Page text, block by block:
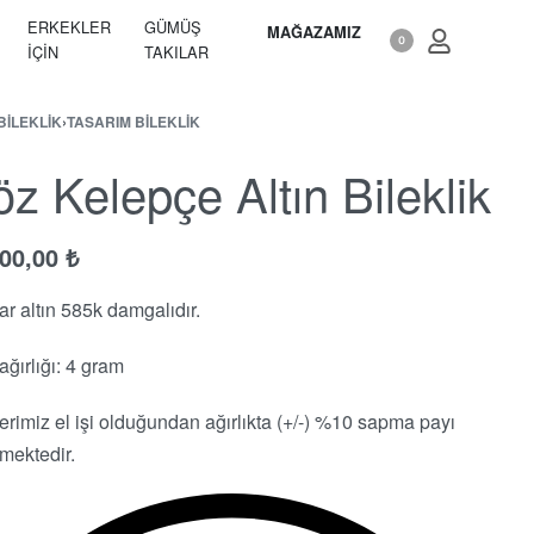
ERKEKLER
İÇIN
GÜMÜŞ
TAKILAR
MAĞAZAMIZ 0
›TASARIM BILEKLIK
Kelepçe Altın Bileklik
₺
altın 585k damgalıdır.
4 gram
el işi olduğundan ağırlıkta (+/-) %10 sapma payı